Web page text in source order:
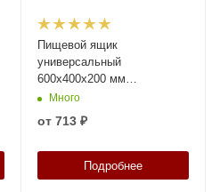
Пищевой ящик
универсальный
600х400х200 мм
прозрачный со сплошными
стенками и дном
Много
от 713 ₽
Подробнее